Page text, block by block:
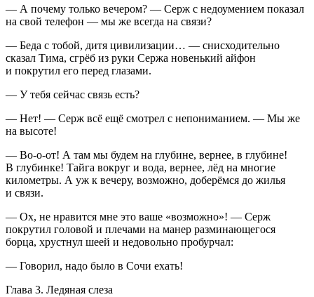
— А почему только вечером? — Серж с недоумением показал
на свой телефон — мы же всегда на связи?
— Беда с тобой, дитя цивилизации… — снисходительно
сказал Тима, сгрёб из руки Сержа новенький айфон
и покрутил его перед глазами.
— У тебя сейчас связь есть?
— Нет! — Серж всё ещё смотрел с непониманием. — Мы же
на высоте!
— Во-о-от! А там мы будем на глубине, вернее, в глубине!
В глубинке! Тайга вокруг и вода, вернее, лёд на многие
километры. А уж к вечеру, возможно, доберёмся до жилья
и связи.
— Ох, не нравится мне это ваше «возможно»! — Серж
покрутил головой и плечами на манер разминающегося
борца, хрустнул шеей и недовольно пробурчал:
— Говорил, надо было в Сочи ехать!
Глава 3. Ледяная слеза